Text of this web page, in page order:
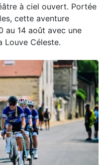
à ciel ouvert. Portée
cette aventure
au 14 août avec une
Louve Céleste.